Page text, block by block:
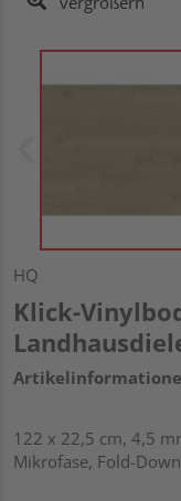
HQ
Klick-
122 x 22,5 cm, 4,5
Mikrofase, Fold-Down